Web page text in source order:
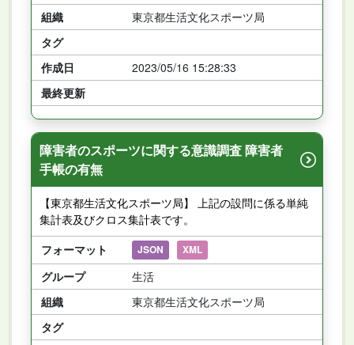
組織
東京都生活文化スポーツ局
タグ
作成日
2023/05/16 15:28:33
最終更新
障害者のスポーツに関する意識調査 障害者
手帳の有無
【東京都生活文化スポーツ局】 上記の設問に係る単純
集計表及びクロス集計表です。
フォーマット
JSON XML
グループ
生活
組織
東京都生活文化スポーツ局
タグ